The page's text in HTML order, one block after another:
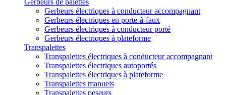
Gerbeurs de palettes
Gerbeurs électriques à conducteur accompagnant
Gerbeurs électriques en porte-à-faux
Gerbeurs électriques à conducteur porté
Gerbeurs électriques à plateforme
Transpalettes
Transpalettes électriques à conducteur accompagnant
Transpalettes électriques autoportés
Transpalettes électriques à plateforme
Transpalettes manuels
Transpalettes peseurs